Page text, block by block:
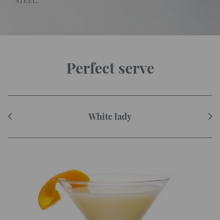
Perfect serve
White lady